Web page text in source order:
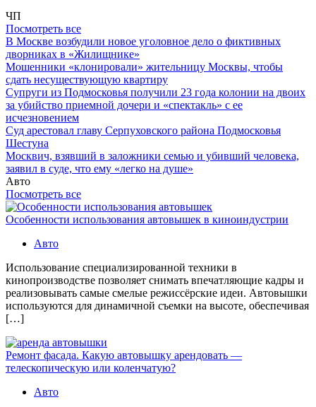
ЧП
Посмотреть все
В Москве возбудили новое уголовное дело о фиктивных
дворниках в «Жилищнике»
Мошенники «клонировали» жительницу Москвы, чтобы
сдать несуществующую квартиру
Супруги из Подмосковья получили 23 года колонии на двоих
за убийство приемной дочери и «спектакль» с ее
исчезновением
Суд арестовал главу Серпуховского района Подмосковья
Шестуна
Москвич, взявший в заложники семью и убивший человека,
заявил в суде, что ему «легко на душе»
Авто
Посмотреть все
Особенности использования автовышек в киноиндустрии
Авто
Использование специализированной техники в
кинопроизводстве позволяет снимать впечатляющие кадры и
реализовывать самые смелые режиссёрские идеи. Автовышки
используются для динамичной съемки на высоте, обеспечивая
[…]
Ремонт фасада. Какую автовышку арендовать —
телескопическую или коленчатую?
Авто